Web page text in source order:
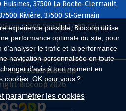
expérience possible, Biocoop utilise
performance optimale du site, pour
d'analyser le trafic et la performance
navigation personnalisée en toute
d'avis à tout moment en
cookies. OK pour vous ?
paramétrer les cookies
Huismes, 37500 La Roche-Clermault,
Rivière, 37500 St-Germain
37500 Seuilly, 37500 Thizay,
Le réseau Biocoop
Biocoop 2026